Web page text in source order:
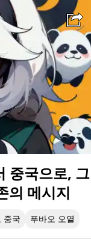
고 세계에 전하는
중국으로, 그
의 메시지
중국 푸바오 오열